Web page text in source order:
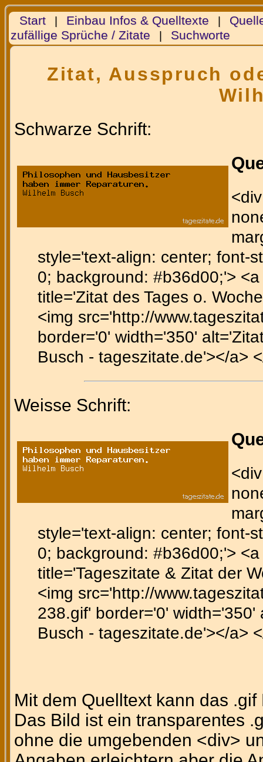
Start| Einbau Infos & Quelltexte |
zufällige Sprüche / Zitate | Suchworte
Zitat, Ausspruch
Schwarze Schrift:
style='text-align: center; font-
0; background: #b36d00;'>
title='Zitat des Tages o.
<img src='http://
border='0' width='350'
Busch - tageszitate.de'></a>
Weisse Schrift:
style='text-align: center; font-
0; background: #b36d00;'>
title='Tageszitate & Zitat der
<img src='http://
238.gif' border='0'
Busch - tageszitate.de'></a>
Mit dem Quelltext kann das
Das Bild ist ein transparentes
ohne die umgebenden <div>